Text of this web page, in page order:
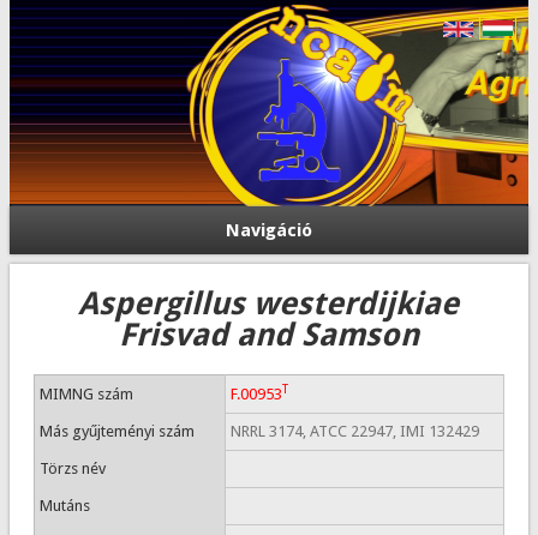
Navigáció
Aspergillus westerdijkiae
Frisvad and Samson
MIMNG szám F.00953T
Más gyűjteményi szám NRRL 3174, ATCC 22947, IMI 132429
Törzs név
Mutáns